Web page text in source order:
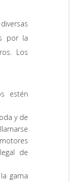
por la
Los
estén
y de
de
gama